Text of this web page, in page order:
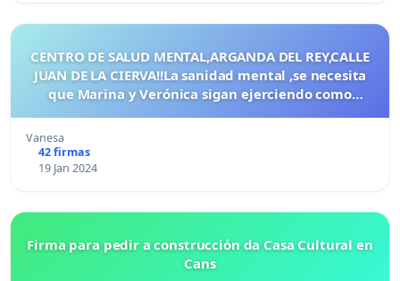
CENTRO DE SALUD MENTAL,ARGANDA DEL REY,CALLE
JUAN DE LA CIERVA!!La sanidad mental ,se necesita
que Marina y Verónica sigan ejerciendo como
Vanesa
42 firmas
19 Jan 2024
Firma para pedir a construcción da Casa Cultural en
Cans